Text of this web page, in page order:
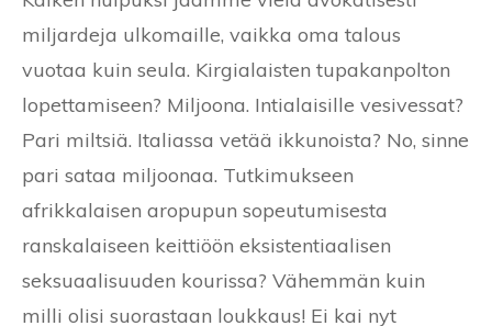
miljardeja ulkomaille, vaikka oma talous
vuotaa kuin seula. Kirgialaisten tupakanpolton
lopettamiseen? Miljoona. Intialaisille vesivessat?
Pari miltsiä. Italiassa vetää ikkunoista? No, sinne
pari sataa miljoonaa. Tutkimukseen
afrikkalaisen aropupun sopeutumisesta
ranskalaiseen keittiöön eksistentiaalisen
seksuaalisuuden kourissa? Vähemmän kuin
milli olisi suorastaan loukkaus! Ei kai nyt